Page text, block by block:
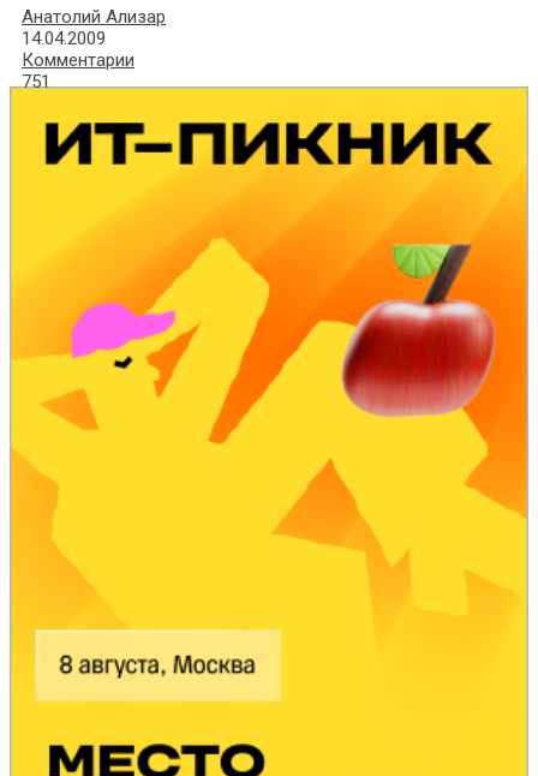
Анатолий Ализар
14.04.2009
Комментарии
751